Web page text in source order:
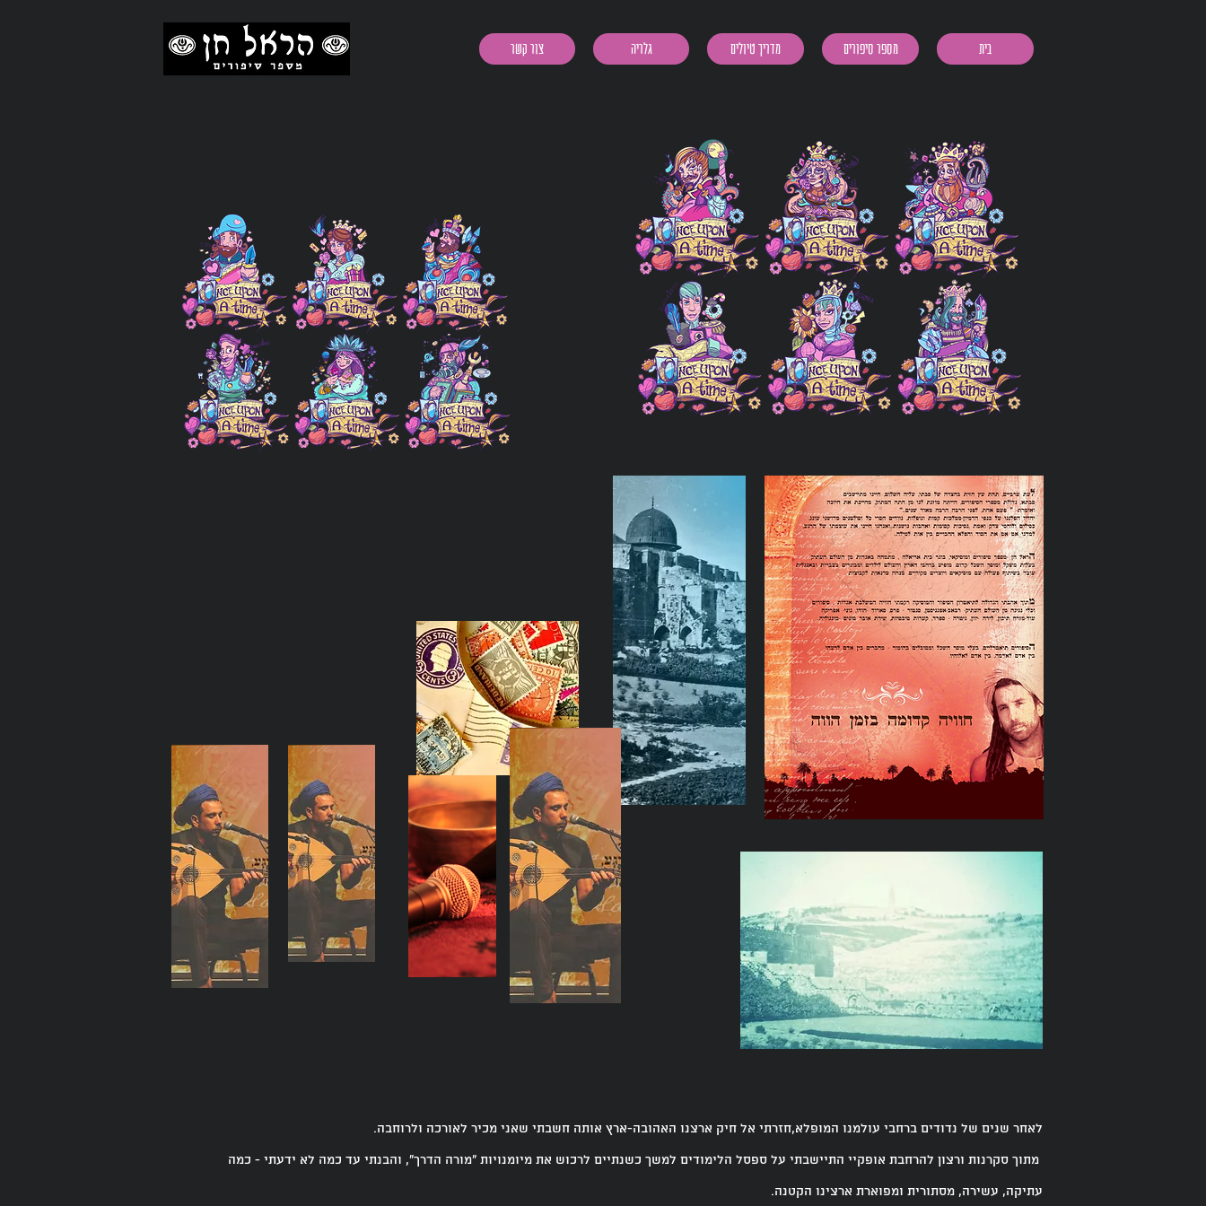
בית מספר סיפורים מדריך טיולים גלריה צור קשר
לאחר שנים של נדודים ברחבי עולמנו המופלא,חזרתי אל חיק ארצנו האהובה-ארץ אותה חשבתי שאני מכיר לאורכה ולרוחבה.
מתוך סקרנות ורצון להרחבת אופקיי התיישבתי על ספסל הלימודים למשך כשנתיים לרכוש את מיומנויות "מורה הדרך", והבנתי עד כמה לא ידעתי - כמה
עתיקה, עשירה, מסתורית ומפוארת ארצינו הקטנה.